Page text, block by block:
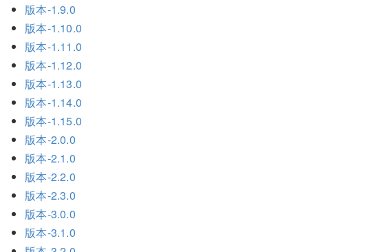
版本-1.9.0
版本-1.10.0
版本-1.11.0
版本-1.12.0
版本-1.13.0
版本-1.14.0
版本-1.15.0
版本-2.0.0
版本-2.1.0
版本-2.2.0
版本-2.3.0
版本-3.0.0
版本-3.1.0